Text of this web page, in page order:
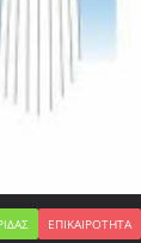
ΕΠΙΚΑΙΡΌΤΗΤΑ